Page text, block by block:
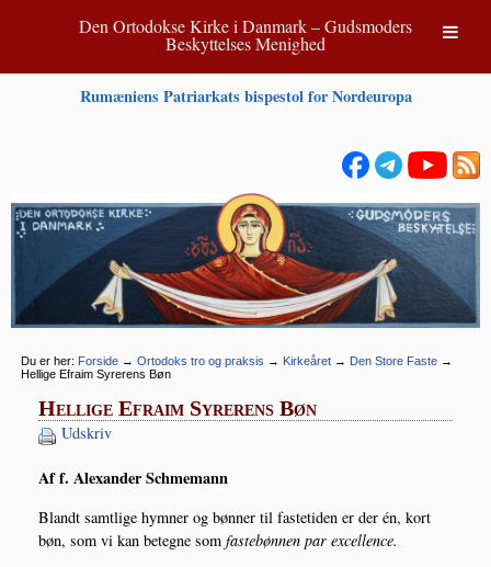
Den Ortodokse Kirke i Danmark – Gudsmoders
Beskyttelses Menighed
Rumæniens Patriarkats bispestol for Nordeuropa
Du er her: Forside → Ortodoks tro og praksis → Kirkeåret → Den Store Faste →
Hellige Efraim Syrerens Bøn
Hellige Efraim Syrerens Bøn
Udskriv
Af f. Ale­xan­der Schmemann
Blandt samt­li­ge hym­ner og bøn­ner til faste­ti­den er der én, kort
bøn, som vi kan beteg­ne som fastebøn­nen par excellence.